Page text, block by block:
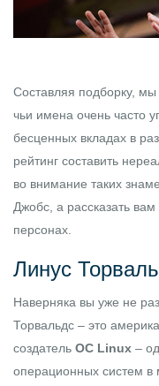
Составляя подборку, мы
чьи имена очень часто
бесценных вкладах в
рейтинг составить
во внимание таких
Джобс, а рассказать
персонах.
Линус
Наверняка вы уже не
Торвальдс – это
создатель ОС Linux –
операционных систем в